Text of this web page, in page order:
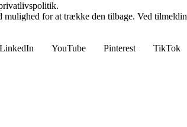
for at trække den tilbage. Ved
LinkedIn YouTube Pinterest TikTok